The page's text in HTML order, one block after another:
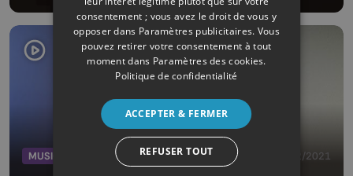
MUSIQUE 06/02/2021
consentement ; vous avez le droit de vous y
opposer dans Paramètres publicitaires. Vous
pouvez retirer votre consentement à tout
moment dans Paramètres des cookies.
Politique de confidentialité
ACCEPTER & FERMER
REFUSER TOUT